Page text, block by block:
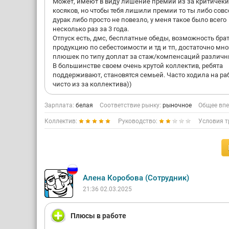
косяков, но чтобы тебя лишили премии то ты либо
дурак либо просто не повезло, у меня такое было всего
несколько раз за 3 года.
Отпуск есть, дмс, бесплатные обеды, возможность
продукцию по себестоимости и тд и тп, достаточно
плюшек по типу доплат за стаж/компенсаций
В большинстве своем очень крутой коллектив, ребята
поддерживают, становятся семьей. Часто ходила на
чисто из за коллектива))
Зарплата: белая Соответствие рынку: рыночное Общее
Коллектив: Руководство: Условия
Алена Коробова (Сотрудник)
21:36 02.03.2025
Плюсы в работе